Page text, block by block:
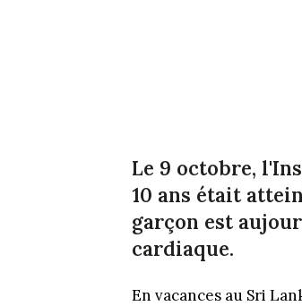
Le 9 octobre,
10 ans était
garçon est
cardiaque.
En vacances au Sri